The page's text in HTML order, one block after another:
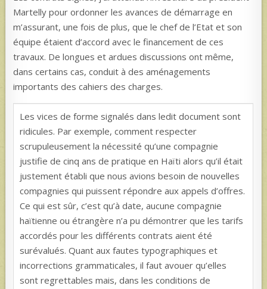
Martelly pour ordonner les avances de démarrage en
m’assurant, une fois de plus, que le chef de l’Etat et son
équipe étaient d’accord avec le financement de ces
travaux. De longues et ardues discussions ont même,
dans certains cas, conduit à des aménagements
importants des cahiers des charges.
Les vices de forme signalés dans ledit document sont
ridicules. Par exemple, comment respecter
scrupuleusement la nécessité qu’une compagnie
justifie de cinq ans de pratique en Haïti alors qu’il était
justement établi que nous avions besoin de nouvelles
compagnies qui puissent répondre aux appels d’offres.
Ce qui est sûr, c’est qu’à date, aucune compagnie
haïtienne ou étrangère n’a pu démontrer que les tarifs
accordés pour les différents contrats aient été
surévalués. Quant aux fautes typographiques et
incorrections grammaticales, il faut avouer qu’elles
sont regrettables mais, dans les conditions de